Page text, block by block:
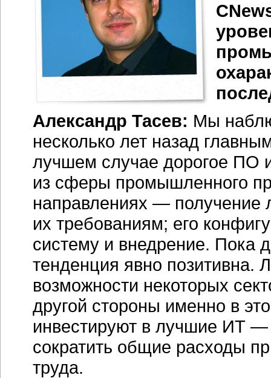
Александр Тасев: Мы
несколько лет назад
лучшем случае дорогое ПО
из сферы промышленного
направлениях — получение
их требованиям; его
систему и внедрение. Пока
тенденция явно позитивна.
возможности некоторых
другой стороны именно в
инвестируют в лучшие ИТ
сократить общие расходы
труда.